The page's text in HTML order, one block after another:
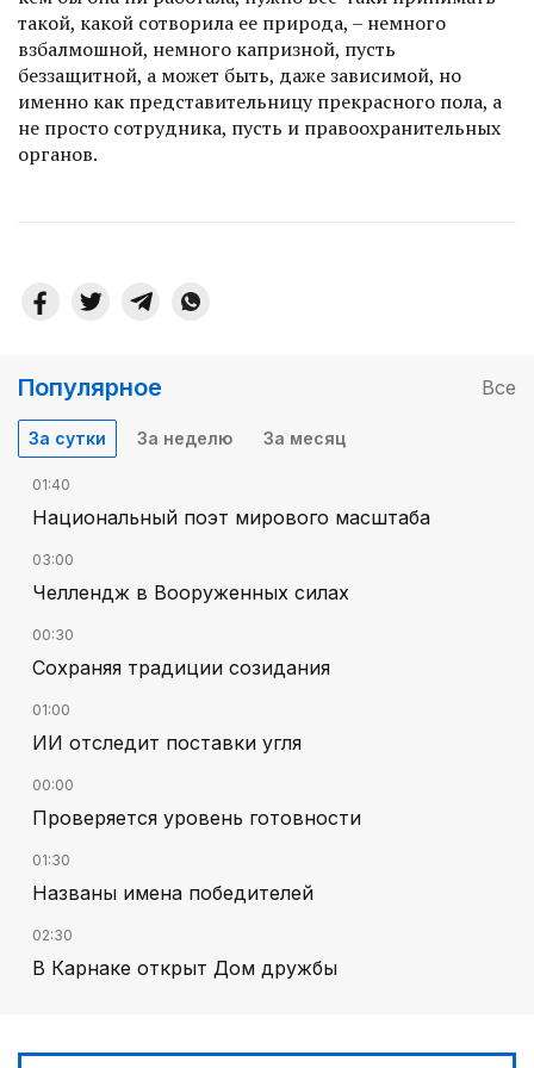
такой, какой сотворила ее природа, – немного
взбалмошной, немного капризной, пусть
беззащитной, а может быть, даже зависимой, но
именно как представительницу прекрасного пола, а
не просто сотрудника, пусть и правоохранительных
органов.
Популярное Все
За сутки За неделю За месяц
01:40
Национальный поэт мирового масштаба
03:00
Челлендж в Вооруженных силах
00:30
Сохраняя традиции созидания
01:00
ИИ отследит поставки угля
00:00
Проверяется уровень готовности
01:30
Названы имена победителей
02:30
В Карнаке открыт Дом дружбы